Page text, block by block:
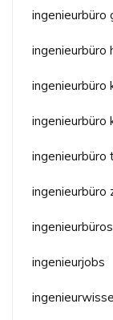
ingenieurbüro
ingenieurbüro
ingenieurbüro
ingenieurbüro
ingenieurbüro
ingenieurbüro
ingenieurbüros
ingenieurjobs